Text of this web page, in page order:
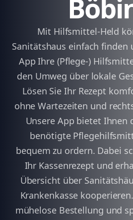
Mit Hilfsmittel-Held
Sanitätshaus einfach finden
App Ihre (Pflege-)
den Umweg über lokale
Lösen Sie Ihr Rezept
ohne Wartezeiten und
Unsere App bietet Ihnen
benötigte
bequem zu ordern. Dabei
Ihr Kassenrezept und
Übersicht über
Krankenkasse
mühelose Bestellung und